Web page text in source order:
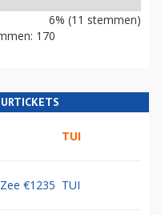
6% (11 stemmen)
170
TUI
€1235 TUI